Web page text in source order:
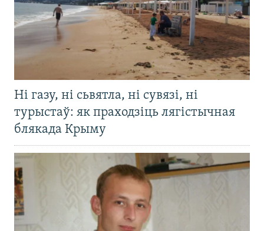
Ні газу, ні сьвятла, ні сувязі, ні
турыстаў: як праходзіць лягістычная
блякада Крыму